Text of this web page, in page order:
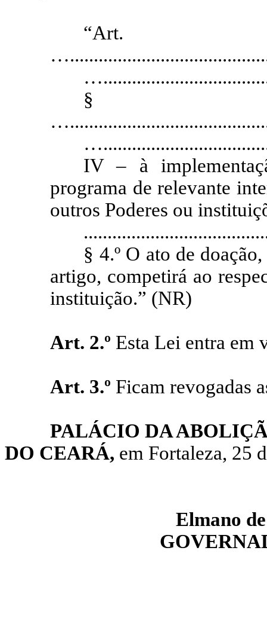
…
…
IV – à
programa de relevante
outros Poderes ou
§ 4.º O ato de
artigo, competirá ao
instituição.” (NR)
Art. 2.º Esta Lei entra em
Art. 3.º Ficam revogadas
PALÁCIO DA
DO CEARÁ, em Fortaleza, 25
Elmano